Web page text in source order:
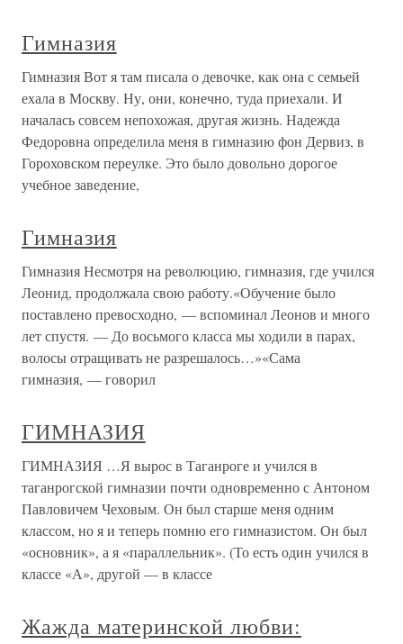
Гимназия
Гимназия Вот я там писала о девочке, как она с семьей
ехала в Москву. Ну, они, конечно, туда приехали. И
началась совсем непохожая, другая жизнь. Надежда
Федоровна определила меня в гимназию фон Дервиз, в
Гороховском переулке. Это было довольно дорогое
учебное заведение,
Гимназия
Гимназия Несмотря на революцию, гимназия, где учился
Леонид, продолжала свою работу.«Обучение было
поставлено превосходно, — вспоминал Леонов и много
лет спустя. — До восьмого класса мы ходили в парах,
волосы отращивать не разрешалось…»«Сама
гимназия, — говорил
ГИМНАЗИЯ
ГИМНАЗИЯ …Я вырос в Таганроге и учился в
таганрогской гимназии почти одновременно с Антоном
Павловичем Чеховым. Он был старше меня одним
классом, но я и теперь помню его гимназистом. Он был
«основник», а я «параллельник». (То есть один учился в
классе «А», другой — в классе
Жажда материнской любви: